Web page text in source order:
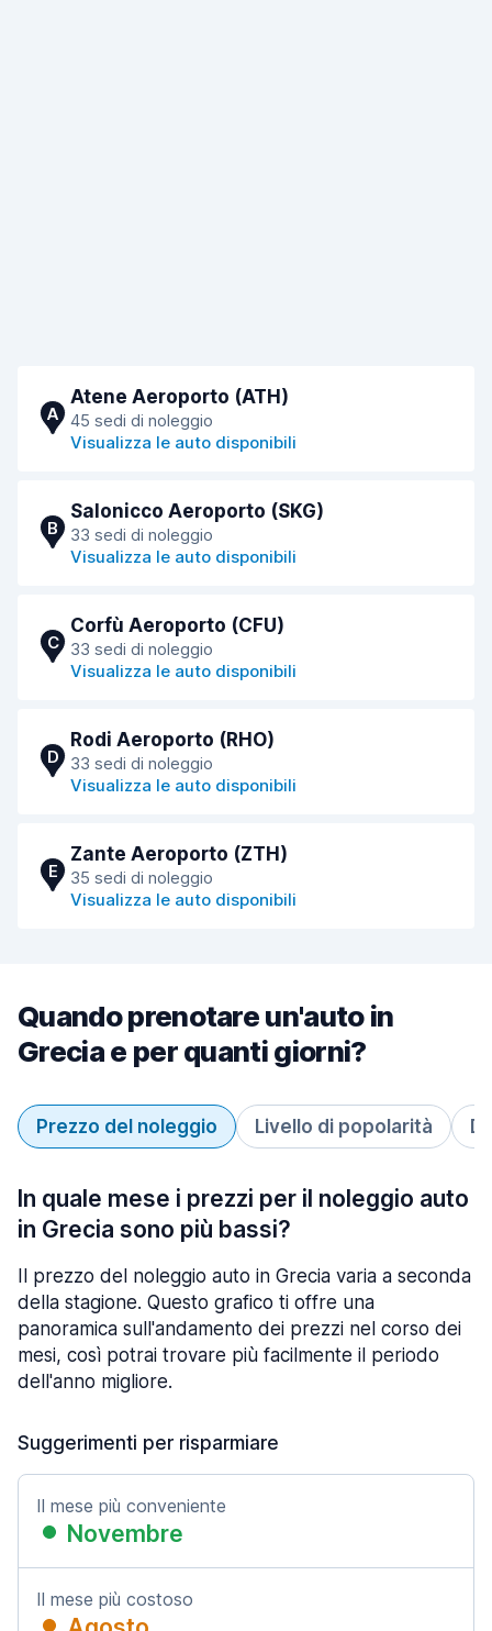
A
Atene Aeroporto (ATH)
45 sedi di noleggio
Visualizza le auto disponibili
B
Salonicco Aeroporto (SKG)
33 sedi di noleggio
Visualizza le auto disponibili
C
Corfù Aeroporto (CFU)
33 sedi di noleggio
Visualizza le auto disponibili
D
Rodi Aeroporto (RHO)
33 sedi di noleggio
Visualizza le auto disponibili
E
Zante Aeroporto (ZTH)
35 sedi di noleggio
Visualizza le auto disponibili
Quando prenotare un'auto in
Grecia e per quanti giorni?
Prezzo del noleggio Livello di popolarità
In quale mese i prezzi per il noleggio auto
in Grecia sono più bassi?
Il prezzo del noleggio auto in Grecia varia a seconda
della stagione. Questo grafico ti offre una
panoramica sull'andamento dei prezzi nel corso dei
mesi, così potrai trovare più facilmente il periodo
dell'anno migliore.
Suggerimenti per risparmiare
Il mese più conveniente
Novembre
Il mese più costoso